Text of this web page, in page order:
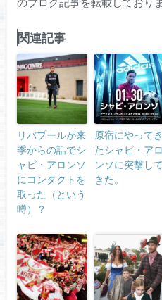
関連記事
リバプールが来
季からの話でシ
ャビ・アロンソ
にコンタクトを
取った（という
噂）？
原宿にやってき
たシャビ・アロ
ンソに突撃して
きた。